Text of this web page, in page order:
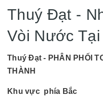
Thuý Đạt -
Vòi Nước
Thuý Đạt - PHÂN PHỐI
THÀNH
Khu vực phía Bắc